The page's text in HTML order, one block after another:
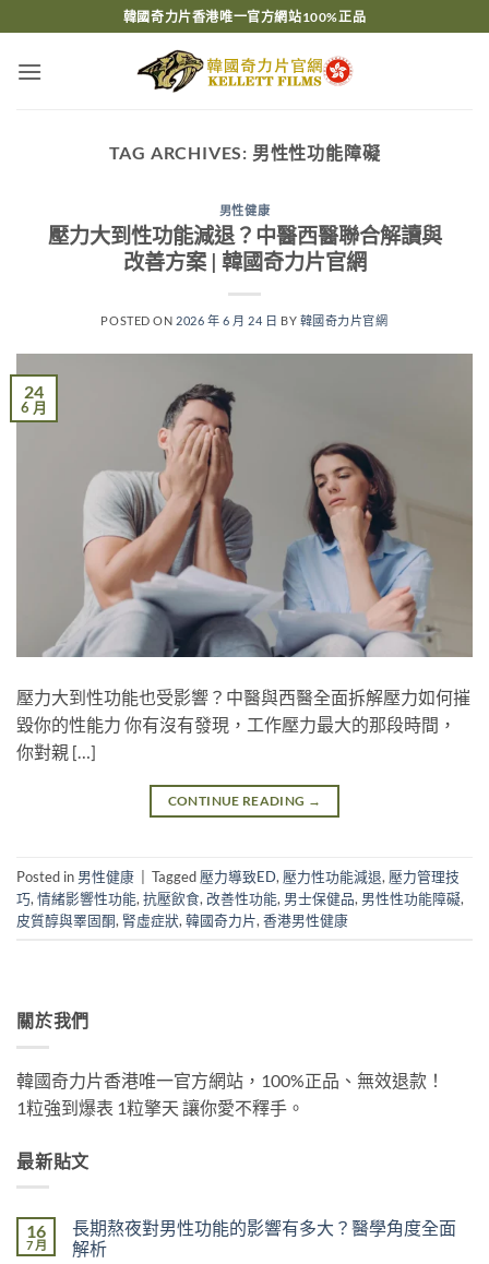
to
content
韓國奇力片香港唯一官方網站100%正品
TAG ARCHIVES: 男性性功能障礙
男性健康
壓力大到性功能減退？中醫西醫聯合解讀與
改善方案 | 韓國奇力片官網
POSTED ON 2026 年 6 月 24 日 BY 韓國奇力片官網
24
6 月
壓力大到性功能也受影響？中醫與西醫全面拆解壓力如何摧
毀你的性能力 你有沒有發現，工作壓力最大的那段時間，
你對親 […]
CONTINUE READING →
Posted in 男性健康 Tagged 壓力導致ED, 壓力性功能減退, 壓力管理技
巧, 情緒影響性功能, 抗壓飲食, 改善性功能, 男士保健品, 男性性功能障礙,
皮質醇與睪固酮, 腎虛症狀, 韓國奇力片, 香港男性健康
關於我們
韓國奇力片香港唯一官方網站，100%正品、無效退款！
1粒強到爆表 1粒擎天 讓你愛不釋手。
最新貼文
16
7 月
長期熬夜對男性功能的影響有多大？醫學角度全面
解析